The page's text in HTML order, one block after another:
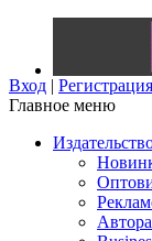
Вход | Регистрация
Главное меню